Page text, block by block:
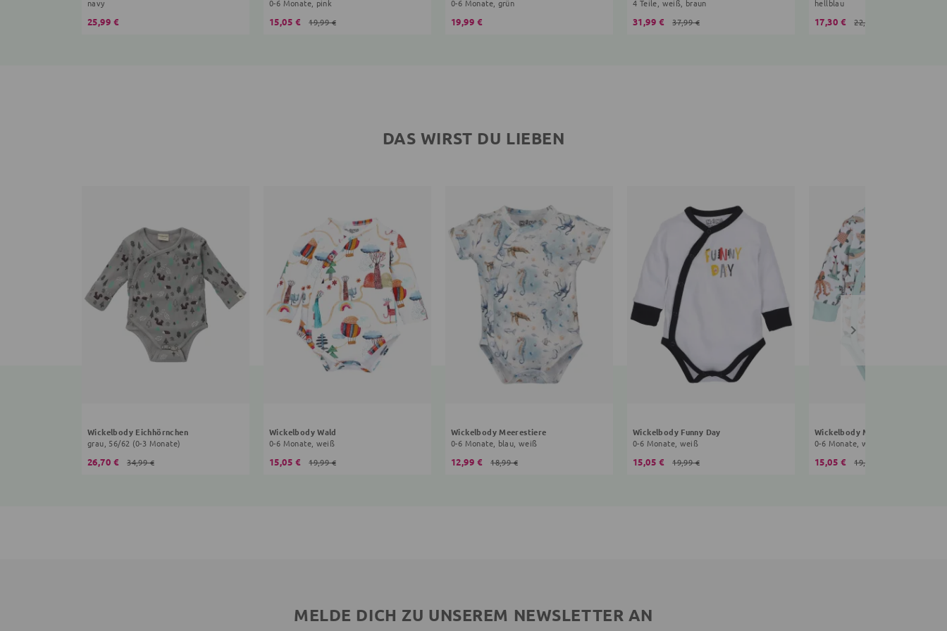
navy
25,99 €
0-6 Monate, pink
15,05 € 19,99 €
0-6 Monate, grün
19,99 €
4 Teile, weiß, braun
31,99 € 37,99 €
hellblau
17,30 € 22,99 €
DAS WIRST DU LIEBEN
Wickelbody Eichhörnchen
grau, 56/62 (0-3 Monate)
26,70 € 34,99 €
Wickelbody Wald
0-6 Monate, weiß
15,05 € 19,99 €
Wickelbody Meerestiere
0-6 Monate, blau, weiß
12,99 € 18,99 €
Wickelbody Funny Day
0-6 Monate, weiß
15,05 € 19,99 €
Wickelbody Meerestiere
0-6 Monate, weiß
15,05 € 19,99 €
MELDE DICH ZU UNSEREM NEWSLETTER AN